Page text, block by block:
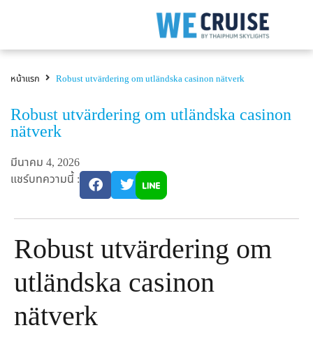
หน้าแรก Robust utvärdering om utländska casinon nätverk
Robust utvärdering om utländska casinon
nätverk
มีนาคม 4, 2026
แชร์บทความนี้ :
Robust utvärdering om
utländska casinon
nätverk